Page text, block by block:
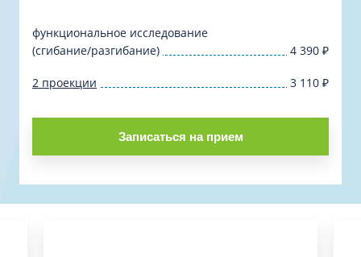
функциональное исследование
(сгибание/разгибание)
4 390 ₽
2 проекции 3 110 ₽
Записаться на прием